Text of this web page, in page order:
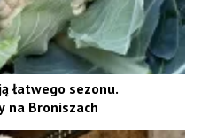
łatwego sezonu.
na Broniszach